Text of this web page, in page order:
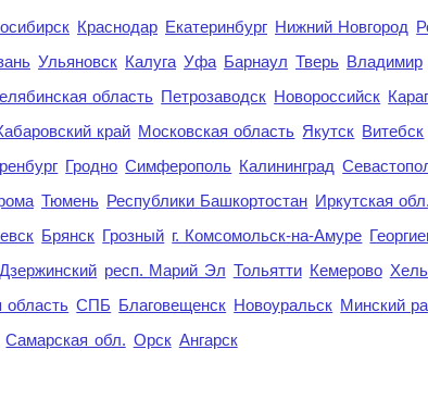
Краснодар Екатеринбург Нижний Новгород
Ульяновск Калуга Уфа Барнаул Тверь Владимир
область Петрозаводск Новороссийск
край Московская область Якутск Витебск
Гродно Симферополь Калининград
Тюмень Республики Башкортостан Иркутская обл.
Брянск Грозный г. Комсомольск-на-Амуре
Дзержинский респ. Марий Эл Тольятти Кемерово
область СПБ Благовещенск Новоуральск Минский
Самарская обл. Орск Ангарск